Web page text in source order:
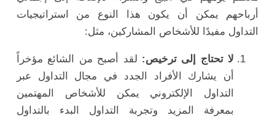
أرباحهم يمكن أن يكون هذا النوع من استراتيجيات
التداول مفيدًا للأشخاص المشاركين، مثل:
لا تحتاج إلى ترخيص: لقد أصبح من الشائع مؤخراً
أن يشارك الأفراد الجدد في مجال التداول عبر
التداول الإلكتروني يمكن للأشخاص المهتمين
بمعرفة المزيد وتجربة التداول البدء بالتداول